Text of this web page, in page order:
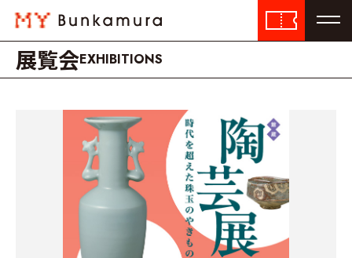
展覧会EXHIBITIONS